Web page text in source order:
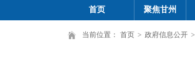
首页 聚焦甘州
当前位置： 首页 > 政府信息公开 >